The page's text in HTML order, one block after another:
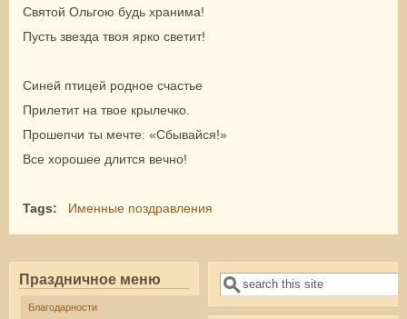
Святой Ольгою будь хранима!
Пусть звезда твоя ярко светит!
Синей птицей родное счастье
Прилетит на твое крылечко.
Прошепчи ты мечте: «Сбывайся!»
Все хорошее длится вечно!
Tags: Именные поздравления
Праздничное меню
Благодарности
Форма поиска
Поиск